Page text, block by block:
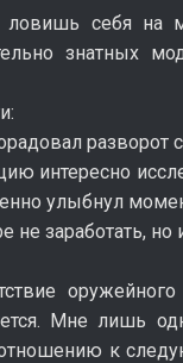
себя на
знатных
разворот
интересно
улыбнул
не заработать, но
Мне лишь
к